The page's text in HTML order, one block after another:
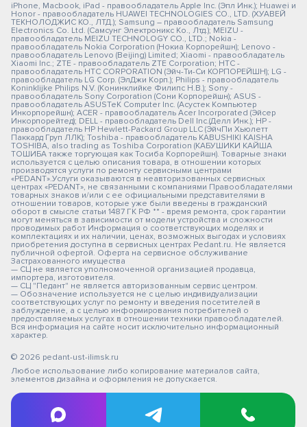
iPhone, Macbook, iPad - правообладатель Apple Inc. (Эпл Инк.); Huawei и
Honor - правообладатель HUAWEI TECHNOLOGIES CO., LTD. (ХУАВЕЙ
ТЕКНОЛОДЖИС КО., ЛТД.); Samsung – правообладатель Samsung
Electronics Co. Ltd. (Самсунг Электроникс Ко., Лтд.); MEIZU -
правообладатель MEIZU TECHNOLOGY CO., LTD.; Nokia -
правообладатель Nokia Corporation (Нокиа Корпорейшн); Lenovo -
правообладатель Lenovo (Beijing) Limited; Xiaomi - правообладатель
Xiaomi Inc.; ZTE - правообладатель ZTE Corporation; HTC -
правообладатель HTC CORPORATION (Эйч-Ти-Си КОРПОРЕЙШН); LG -
правообладатель LG Corp. (ЭлДжи Корп.); Philips - правообладатель
Koninklijke Philips N.V. (Конинклийке Филипс Н.В.); Sony -
правообладатель Sony Corporation (Сони Корпорейшн); ASUS -
правообладатель ASUSTeK Computer Inc. (Асустек Компьютер
Инкорпорейшн); ACER - правообладатель Acer Incorporated (Эйсер
Инкорпорейтед); DELL - правообладатель Dell Inc.(Делл Инк.); HP -
правообладатель HP Hewlett-Packard Group LLC (ЭйчПи Хьюлетт
Паккард Груп ЛЛК); Toshiba - правообладатель KABUSHIKI KAISHA
TOSHIBA, also trading as Toshiba Corporation (КАБУШИКИ КАЙША
ТОШИБА также торгующая как Тосиба Корпорейшн). Товарные знаки
используется с целью описания товара, в отношении которых
производятся услуги по ремонту сервисными центрами
«PEDANT».Услуги оказываются в неавторизованных сервисных
центрах «PEDANT», не связанными с компаниями Правообладателями
товарных знаков и/или с ее официальными представителями в
отношении товаров, которые уже были введены в гражданский
оборот в смысле статьи 1487 ГК РФ ** - время ремонта, срок гарантии
могут меняться в зависимости от модели устройства и сложности
проводимых работ Информация о соответствующих моделях и
комплектациях и их наличии, ценах, возможных выгодах и условиях
приобретения доступна в сервисных центрах Pedant.ru. Не является
публичной офертой. Оферта на сервисное обслуживание
Застрахованного имущества
— СЦ не является уполномоченной организацией продавца,
импортера, изготовителя.
— СЦ "Педант" не является авторизованным сервис центром.
— Обозначение используется не с целью индивидуализации
соответствующих услуг по ремонту и введения посетителей в
заблуждение, а с целью информирования потребителей о
предоставляемых услугах в отношении техники правообладателей.
Вся информация на сайте носит исключительно информационный
характер.
© 2026 pedant-ust-ilimsk.ru
Любое использование либо копирование материалов сайта,
элементов дизайна и оформления не допускается.